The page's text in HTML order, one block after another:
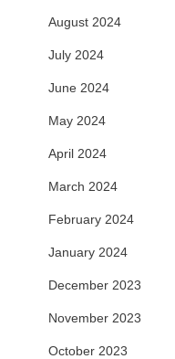
August 2024
July 2024
June 2024
May 2024
April 2024
March 2024
February 2024
January 2024
December 2023
November 2023
October 2023